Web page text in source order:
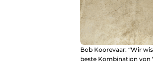
Bob Koorevaar: “Wir
beste Kombination von